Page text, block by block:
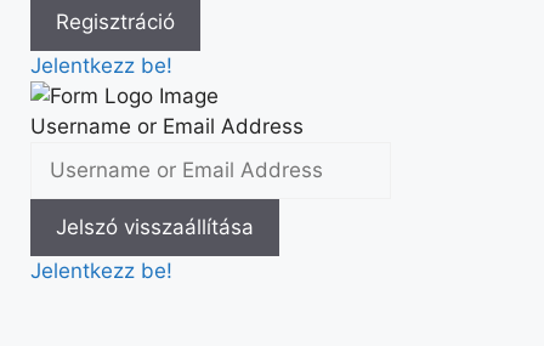
Jelentkezz be!
Username or Email Address
Jelentkezz be!